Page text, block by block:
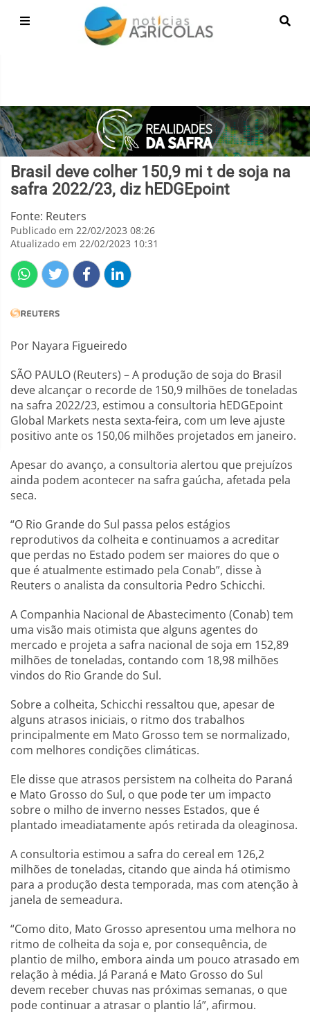
Brasil deve colher 150,9 mi t de soja na
safra 2022/23, diz hEDGEpoint
Fonte: Reuters
Publicado em 22/02/2023 08:26
Atualizado em 22/02/2023 10:31
Por Nayara Figueiredo
SÃO PAULO (Reuters) – A produção de soja do Brasil
deve alcançar o recorde de 150,9 milhões de toneladas
na safra 2022/23, estimou a consultoria hEDGEpoint
Global Markets nesta sexta-feira, com um leve ajuste
positivo ante os 150,06 milhões projetados em janeiro.
Apesar do avanço, a consultoria alertou que prejuízos
ainda podem acontecer na safra gaúcha, afetada pela
seca.
“O Rio Grande do Sul passa pelos estágios
reprodutivos da colheita e continuamos a acreditar
que perdas no Estado podem ser maiores do que o
que é atualmente estimado pela Conab”, disse à
Reuters o analista da consultoria Pedro Schicchi.
A Companhia Nacional de Abastecimento (Conab) tem
uma visão mais otimista que alguns agentes do
mercado e projeta a safra nacional de soja em 152,89
milhões de toneladas, contando com 18,98 milhões
vindos do Rio Grande do Sul.
Sobre a colheita, Schicchi ressaltou que, apesar de
alguns atrasos iniciais, o ritmo dos trabalhos
principalmente em Mato Grosso tem se normalizado,
com melhores condições climáticas.
Ele disse que atrasos persistem na colheita do Paraná
e Mato Grosso do Sul, o que pode ter um impacto
sobre o milho de inverno nesses Estados, que é
plantado imeadiatamente após retirada da oleaginosa.
A consultoria estimou a safra do cereal em 126,2
milhões de toneladas, citando que ainda há otimismo
para a produção desta temporada, mas com atenção à
janela de semeadura.
“Como dito, Mato Grosso apresentou uma melhora no
ritmo de colheita da soja e, por consequência, de
plantio de milho, embora ainda um pouco atrasado em
relação à média. Já Paraná e Mato Grosso do Sul
devem receber chuvas nas próximas semanas, o que
pode continuar a atrasar o plantio lá”, afirmou.